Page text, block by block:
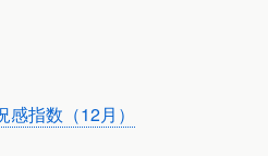
感指数（12月）